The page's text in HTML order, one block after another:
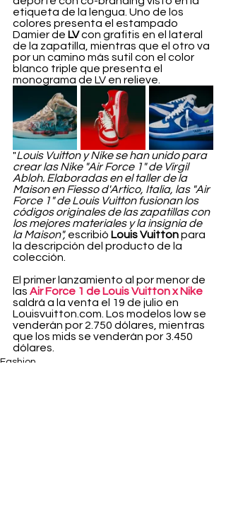
etiqueta de la lengua. Uno de los
colores presenta el estampado
Damier de LV con grafitis en el lateral
de la zapatilla, mientras que el otro va
por un camino más sutil con el color
blanco triple que presenta el
monograma de LV en relieve.
"Louis Vuitton y Nike se han unido para
crear las Nike "Air Force 1" de Virgil
Abloh. Elaboradas en el taller de la
Maison en Fiesso d'Artico, Italia, las "Air
Force 1" de Louis Vuitton fusionan los
códigos originales de las zapatillas con
los mejores materiales y la insignia de
la Maison", escribió Louis Vuitton para
la descripción del producto de la
colección.
El primer lanzamiento al por menor de
las Air Force 1 de Louis Vuitton x Nike
saldrá a la venta el 19 de julio en
Louisvuitton.com. Los modelos low se
venderán por 2.750 dólares, mientras
que los mids se venderán por 3.450
dólares.
Fashion